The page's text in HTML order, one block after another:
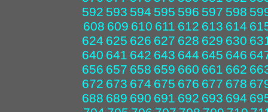
592 593 594 595 596 597 598
608 609 610 611 612 613 614
624 625 626 627 628 629 630
640 641 642 643 644 645 646
656 657 658 659 660 661 662
672 673 674 675 676 677 678
688 689 690 691 692 693 694